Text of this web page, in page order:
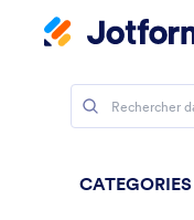
CATEGORIES